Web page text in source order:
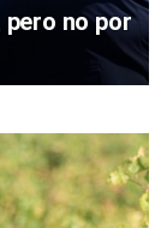
no por